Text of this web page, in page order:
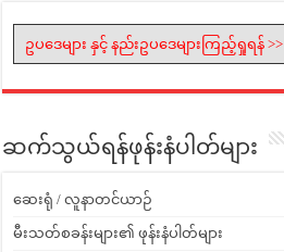
ဥပဒေများ နှင့် နည်းဥပဒေများကြည့်ရှုရန် >>
ဆက်သွယ်ရန်ဖုန်းနံပါတ်များ
ဆေးရုံ / လူနာတင်ယာဉ်
မီးသတ်စခန်းများ၏ ဖုန်းနံပါတ်များ